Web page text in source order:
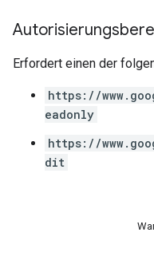
Erfordert einen der
https://
eadonly
https://
dit